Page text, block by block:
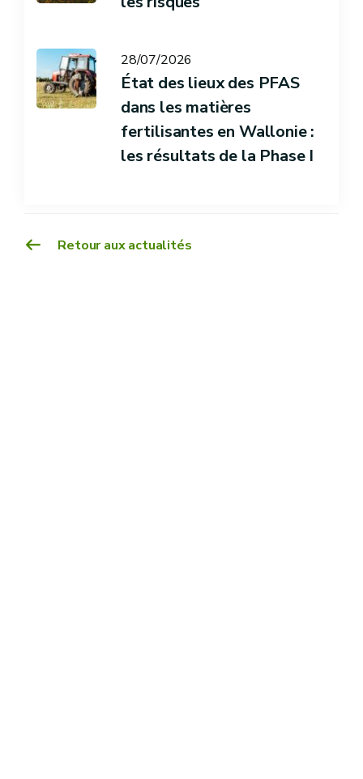
Retour aux actualités
28/07/2026
État des lieux des PFAS
dans les matières
fertilisantes en Wallonie :
les résultats de la Phase I